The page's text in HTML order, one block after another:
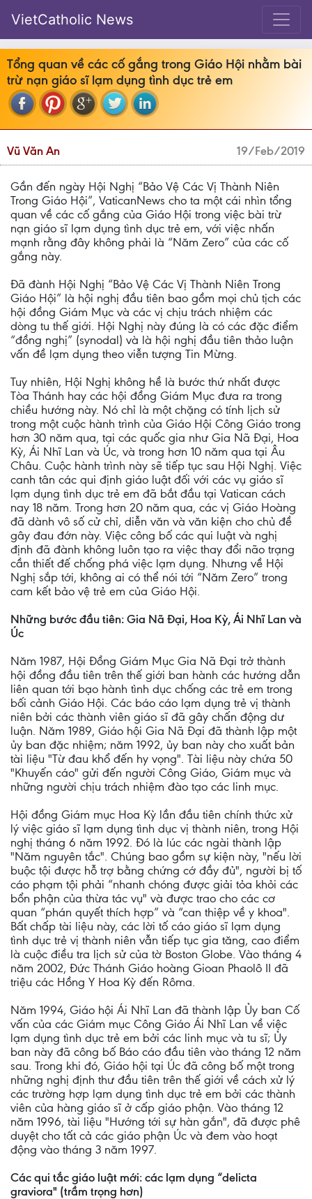
VietCatholic News
Tổng quan về các cố gắng trong Giáo Hội nhằm bài
trừ nạn giáo sĩ lạm dụng tình dục trẻ em
Vũ Văn An 19/Feb/2019
Gần đến ngày Hội Nghị “Bảo Vệ Các Vị Thành Niên
Trong Giáo Hội”, VaticanNews cho ta một cái nhìn tổng
quan về các cố gắng của Giáo Hội trong việc bài trừ
nạn giáo sĩ lạm dụng tình dục trẻ em, với việc nhấn
mạnh rằng đây không phải là “Năm Zero” của các cố
gắng này.
Đã đành Hội Nghị “Bảo Vệ Các Vị Thành Niên Trong
Giáo Hội” là hội nghị đầu tiên bao gồm mọi chủ tịch các
hội đồng Giám Mục và các vị chịu trách nhiệm các
dòng tu thế giới. Hội Nghị này đúng là có các đặc điểm
“đồng nghị” (synodal) và là hội nghị đầu tiên thảo luận
vấn đề lạm dụng theo viễn tượng Tin Mừng.
Tuy nhiên, Hội Nghị không hề là bước thứ nhất được
Tòa Thánh hay các hội đồng Giám Mục đưa ra trong
chiều hướng này. Nó chỉ là một chặng có tính lịch sử
trong một cuộc hành trình của Giáo Hội Công Giáo trong
hơn 30 năm qua, tại các quốc gia như Gia Nã Đại, Hoa
Kỳ, Ái Nhĩ Lan và Úc, và trong hơn 10 năm qua tại Âu
Châu. Cuộc hành trình này sẽ tiếp tục sau Hội Nghị. Việc
canh tân các qui định giáo luật đối với các vụ giáo sĩ
lạm dụng tình dục trẻ em đã bắt đầu tại Vatican cách
nay 18 năm. Trong hơn 20 năm qua, các vị Giáo Hoàng
đã dành vô số cử chỉ, diễn văn và văn kiện cho chủ đề
gây đau đớn này. Việc công bố các qui luật và nghị
định đã đành không luôn tạo ra việc thay đổi não trạng
cần thiết đế chống phá việc lạm dụng. Nhưng về Hội
Nghị sắp tới, không ai có thể nói tới “Năm Zero” trong
cam kết bảo vệ trẻ em của Giáo Hội.
Những bước đầu tiên: Gia Nã Đại, Hoa Kỳ, Ái Nhĩ Lan và
Úc
Năm 1987, Hội Đồng Giám Mục Gia Nã Đại trở thành
hội đồng đầu tiên trên thế giới ban hành các hướng dẫn
liên quan tới bạo hành tình dục chống các trẻ em trong
bối cảnh Giáo Hội. Các báo cáo lạm dụng trẻ vị thành
niên bởi các thành viên giáo sĩ đã gây chấn động dư
luận. Năm 1989, Giáo hội Gia Nã Đại đã thành lập một
ủy ban đặc nhiệm; năm 1992, ủy ban này cho xuất bản
tài liệu "Từ đau khổ đến hy vọng". Tài liệu này chứa 50
"Khuyến cáo" gửi đến người Công Giáo, Giám mục và
những người chịu trách nhiệm đào tạo các linh mục.
Hội đồng Giám mục Hoa Kỳ lần đầu tiên chính thức xử
lý việc giáo sĩ lạm dụng tình dục vị thành niên, trong Hội
nghị tháng 6 năm 1992. Đó là lúc các ngài thành lập
"Năm nguyên tắc". Chúng bao gồm sự kiện này, "nếu lời
buộc tội được hỗ trợ bằng chứng cớ đầy đủ", người bị tố
cáo phạm tội phải “nhanh chóng được giải tỏa khỏi các
bổn phận của thừa tác vụ" và được trao cho các cơ
quan “phán quyết thích hợp” và “can thiệp về y khoa".
Bất chấp tài liệu này, các lời tố cáo giáo sĩ lạm dụng
tình dục trẻ vị thành niên vẫn tiếp tục gia tăng, cao điểm
là cuộc điều tra lịch sử của tờ Boston Globe. Vào tháng 4
năm 2002, Đức Thánh Giáo hoàng Gioan Phaolô II đã
triệu các Hồng Y Hoa Kỳ đến Rôma.
Năm 1994, Giáo hội Ái Nhĩ Lan đã thành lập Ủy ban Cố
vấn của các Giám mục Công Giáo Ái Nhĩ Lan về việc
lạm dụng tình dục trẻ em bởi các linh mục và tu sĩ; Ủy
ban này đã công bố Báo cáo đầu tiên vào tháng 12 năm
sau. Trong khi đó, Giáo hội tại Úc đã công bố một trong
những nghị định thư đầu tiên trên thế giới về cách xử lý
các trường hợp lạm dụng tình dục trẻ em bởi các thành
viên của hàng giáo sĩ ở cấp giáo phận. Vào tháng 12
năm 1996, tài liệu "Hướng tới sự hàn gắn", đã được phê
duyệt cho tất cả các giáo phận Úc và đem vào hoạt
động vào tháng 3 năm 1997.
Các qui tắc giáo luật mới: các lạm dụng “delicta
graviora" (trầm trọng hơn)